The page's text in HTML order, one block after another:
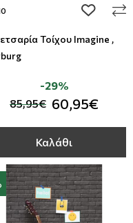
add to
Τοίχου Imagine ,
85,95€ 60,95€
-29%
Καλάθι